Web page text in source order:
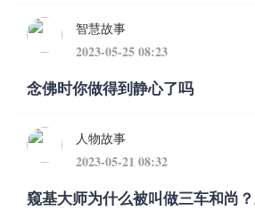
智慧故事
2023-05-25 08:23
念佛时你做得到静心了吗
人物故事
2023-05-21 08:32
窥基大师为什么被叫做三车和尚